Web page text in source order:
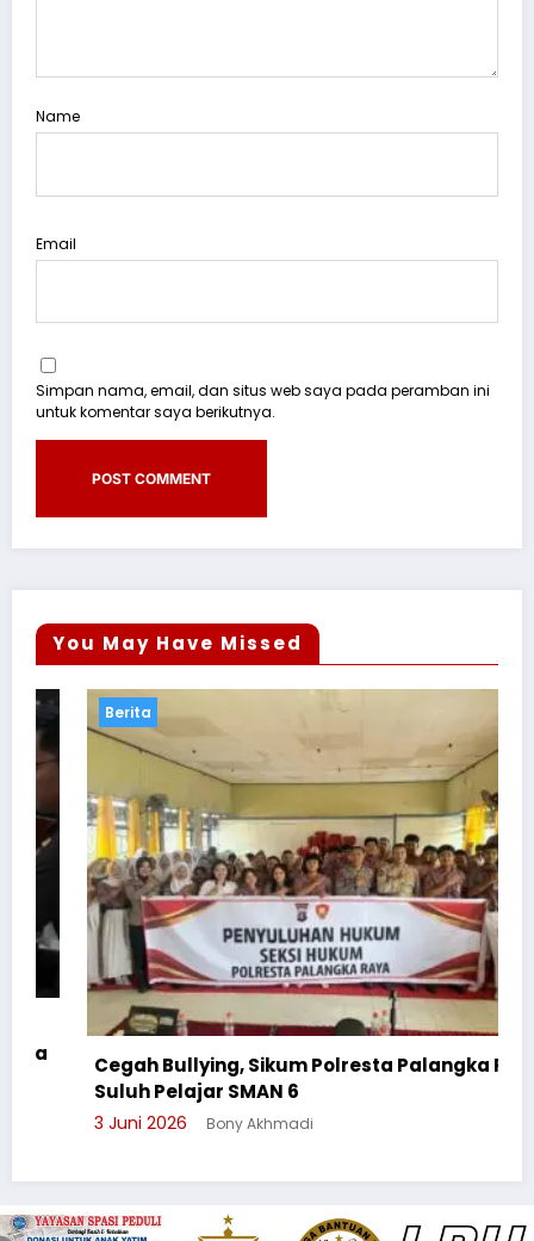
Name
Email
Simpan nama, email, dan situs web saya pada peramban ini
untuk komentar saya berikutnya.
You May Have Missed
Berita
Cegah Bullying, Sikum Polresta Palangka Raya
Suluh Pelajar SMAN 6
3 Juni 2026 Bony Akhmadi